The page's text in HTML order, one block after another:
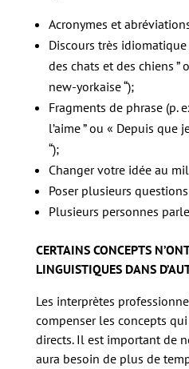
Acronymes et
Discours très
des chats et des chiens ”
new-yorkaise “);
Fragments de phrase (p.
l’aime ” ou « Depuis que
“);
Changer votre idée au
Poser plusieurs
Plusieurs personnes
CERTAINS CONCEPTS
LINGUISTIQUES DANS
Les interprètes
compenser les concepts qui
directs. Il est important de
aura besoin de plus de